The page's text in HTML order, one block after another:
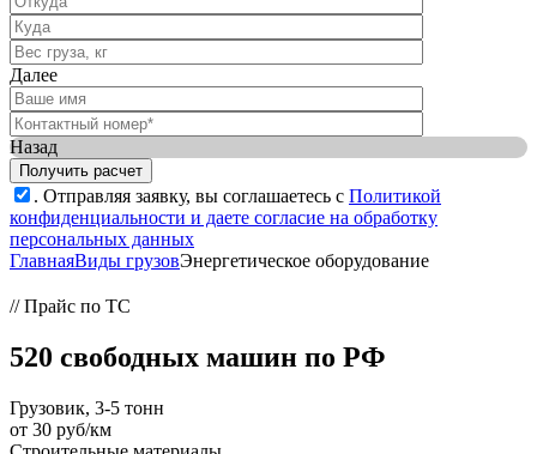
Далее
Назад
. Отправляя заявку, вы соглашаетесь с Политикой
конфиденциальности и даете согласие на обработку
персональных данных
ГлавнаяВиды грузовЭнергетическое оборудование
// Прайс по ТС
520 свободных машин по РФ
Грузовик, 3-5 тонн
от 30 руб/км